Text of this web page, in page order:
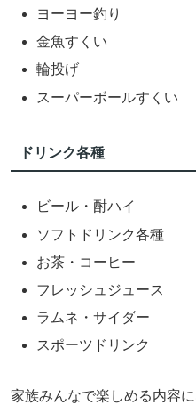
ヨーヨー釣り
金魚すくい
輪投げ
スーパーボールすくい
ドリンク各種
ビール・酎ハイ
ソフトドリンク各種
お茶・コーヒー
フレッシュジュース
ラムネ・サイダー
スポーツドリンク
家族みんなで楽しめる内容